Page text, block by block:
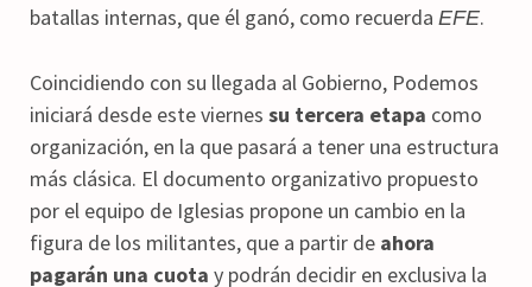
batallas internas, que él ganó, como recuerda EFE.
Coincidiendo con su llegada al Gobierno, Podemos
iniciará desde este viernes su tercera etapa como
organización, en la que pasará a tener una estructura
más clásica. El documento organizativo propuesto
por el equipo de Iglesias propone un cambio en la
figura de los militantes, que a partir de ahora
pagarán una cuota y podrán decidir en exclusiva la